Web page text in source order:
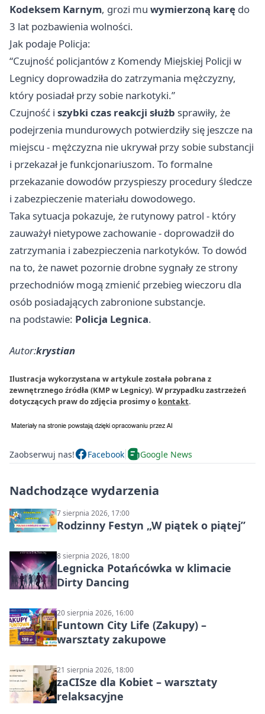
Kodeksem Karnym, grozi mu wymierzoną karę do
3 lat pozbawienia wolności.
Jak podaje Policja:
“Czujność policjantów z Komendy Miejskiej Policji w
Legnicy doprowadziła do zatrzymania mężczyzny,
który posiadał przy sobie narkotyki.”
Czujność i szybki czas reakcji służb sprawiły, że
podejrzenia mundurowych potwierdziły się jeszcze na
miejscu - mężczyzna nie ukrywał przy sobie substancji
i przekazał je funkcjonariuszom. To formalne
przekazanie dowodów przyspieszy procedury śledcze
i zabezpieczenie materiału dowodowego.
Taka sytuacja pokazuje, że rutynowy patrol - który
zauważył nietypowe zachowanie - doprowadził do
zatrzymania i zabezpieczenia narkotyków. To dowód
na to, że nawet pozornie drobne sygnały ze strony
przechodniów mogą zmienić przebieg wieczoru dla
osób posiadających zabronione substancje.
na podstawie: Policja Legnica.
Autor:krystian
Ilustracja wykorzystana w artykule została pobrana z
zewnętrznego źródła (KMP w Legnicy). W przypadku zastrzeżeń
dotyczących praw do zdjęcia prosimy o kontakt.
Zaobserwuj nas! Facebook Google News
Nadchodzące wydarzenia
7 sierpnia 2026, 17:00
Rodzinny Festyn „W piątek o piątej”
8 sierpnia 2026, 18:00
Legnicka Potańcówka w klimacie
Dirty Dancing
20 sierpnia 2026, 16:00
Funtown City Life (Zakupy) –
warsztaty zakupowe
21 sierpnia 2026, 18:00
zaCISze dla Kobiet – warsztaty
relaksacyjne